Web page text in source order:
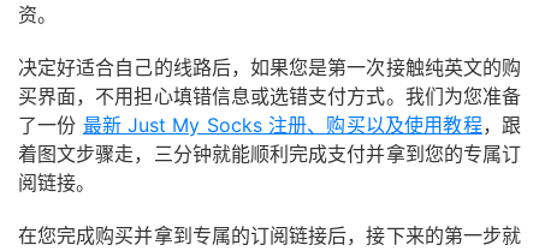
资。
决定好适合自己的线路后，如果您是第一次接触纯英文的购
买界面，不用担心填错信息或选错支付方式。我们为您准备
了一份 最新 Just My Socks 注册、购买以及使用教程，跟
着图文步骤走，三分钟就能顺利完成支付并拿到您的专属订
阅链接。
在您完成购买并拿到专属的订阅链接后，接下来的第一步就